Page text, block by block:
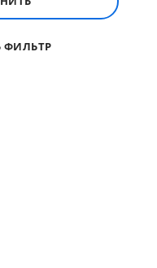
ФИЛЬТР